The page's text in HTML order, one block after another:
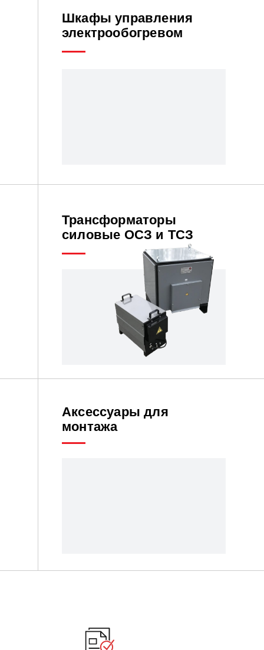
Шкафы управления
электрообогревом
Трансформаторы
силовые ОСЗ и ТСЗ
Аксессуары для
монтажа